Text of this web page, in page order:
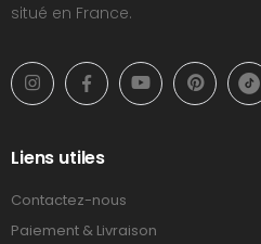
situé en France.
Liens utiles
Contactez-nous
Paiement & Livraison